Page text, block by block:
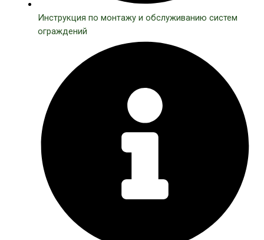
Инструкция по монтажу и обслуживанию систем
ограждений